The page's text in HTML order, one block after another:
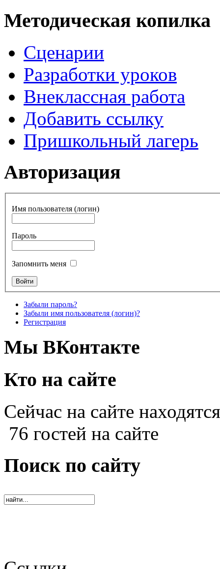
Методическая копилка
Сценарии
Разработки уроков
Внеклассная работа
Добавить ссылку
Пришкольный лагерь
Авторизация
Имя пользователя (логин)
Пароль
Запомнить меня
Забыли пароль?
Забыли имя пользователя (логин)?
Регистрация
Мы ВКонтакте
Кто на сайте
Сейчас на сайте
76 гостей на сайте
Поиск по сайту